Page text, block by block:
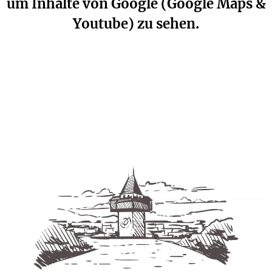
um Inhalte von Google (Google Maps &
Youtube) zu sehen.